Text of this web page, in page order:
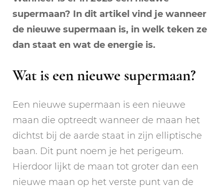
supermaan? In dit artikel vind je wanneer
de nieuwe supermaan is, in welk teken ze
dan staat en wat de energie is.
Wat is een nieuwe supermaan?
Een nieuwe supermaan is een nieuwe
maan die optreedt wanneer de maan het
dichtst bij de aarde staat in zijn elliptische
baan. Dit punt noem je het perigeum.
Hierdoor lijkt de maan tot groter dan een
nieuwe maan op het verste punt van de